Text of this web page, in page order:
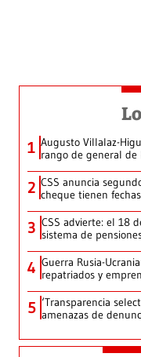
1 Augusto Villalaz-
rango de general de
2 CSS anuncia
cheque tienen
3 CSS advierte: el 18
sistema de
4 Guerra Rusia-
repatriados y
5 ‘Transparencia
amenazas de